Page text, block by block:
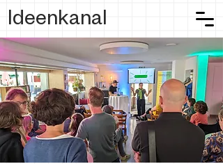
Ideenkanal